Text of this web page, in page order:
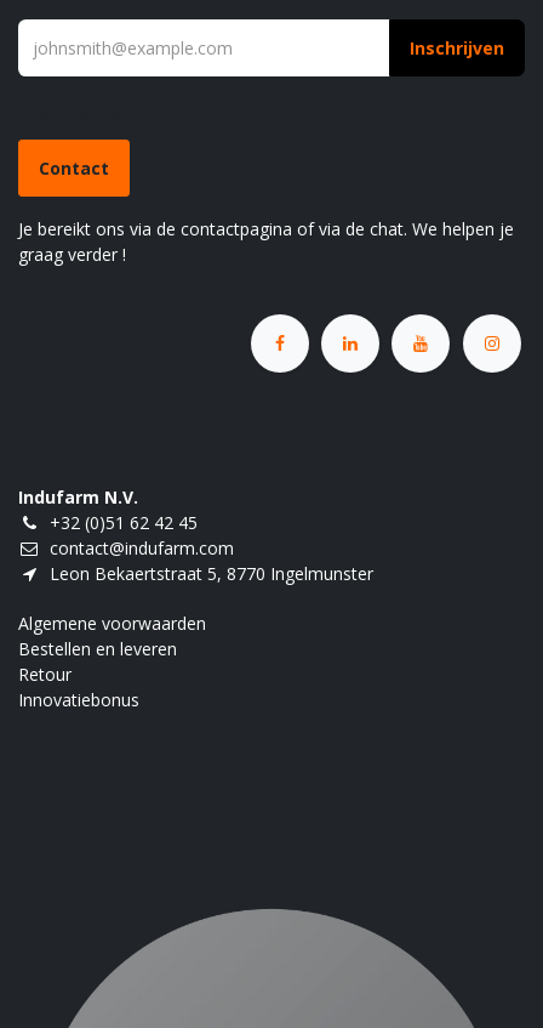
Inschrijven
Contact
Je bereikt ons via de contactpagina of via de chat. We helpen je
graag verder !
Indufarm N.V.
+32 (0)51 62 42 45
contact@indufarm.com
Leon Bekaertstraat 5, 8770 Ingelmunster
Algemene voorwaarden
Bestellen en leveren
Retour
Innovatiebonus